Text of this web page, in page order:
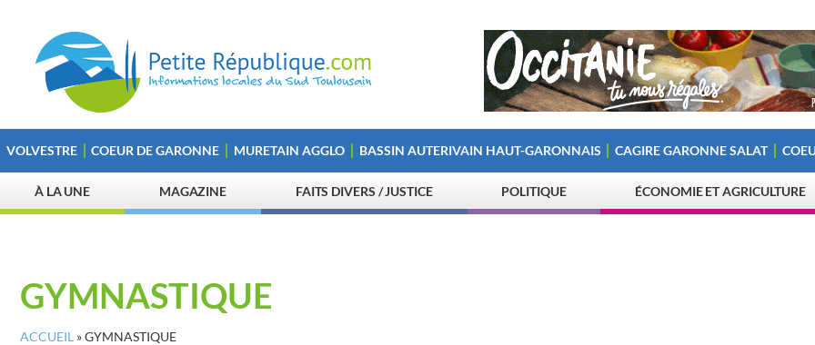
VOLVESTRE COEUR DE GARONNE MURETAIN AGGLO BASSIN AUTERIVAIN HAUT-GARONNAIS CAGIRE GARONNE SALAT
À LA UNE MAGAZINE FAITS DIVERS / JUSTICE POLITIQUE ÉCONOMIE ET AGRICULTURE
GYMNASTIQUE
ACCUEIL »GYMNASTIQUE